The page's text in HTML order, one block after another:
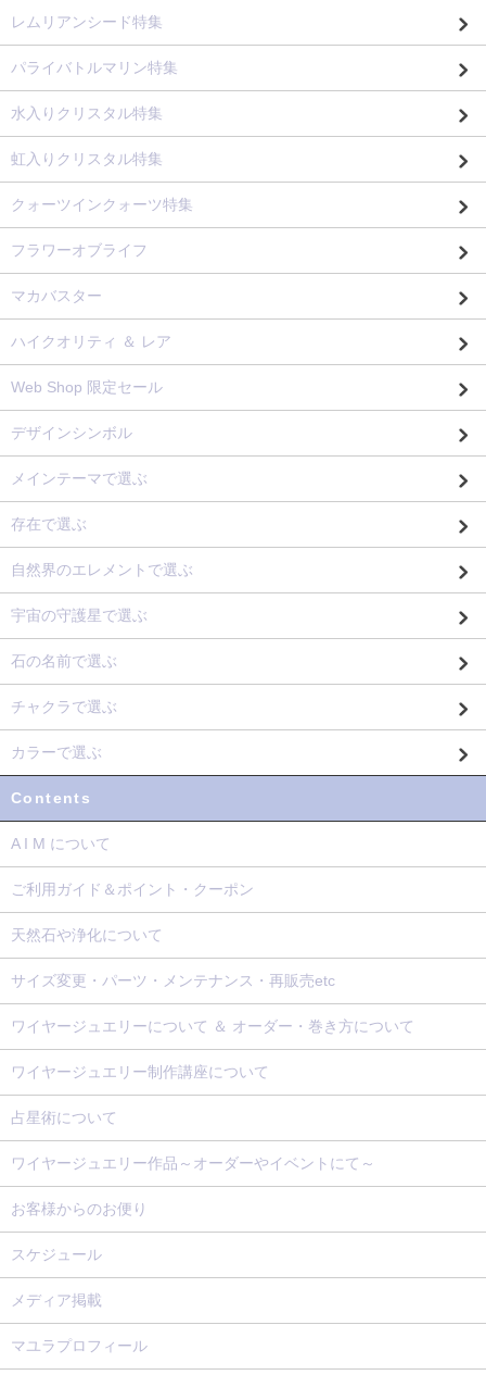
レムリアンシード特集
パライバトルマリン特集
水入りクリスタル特集
虹入りクリスタル特集
クォーツインクォーツ特集
フラワーオブライフ
マカバスター
ハイクオリティ ＆ レア
Web Shop 限定セール
デザインシンボル
メインテーマで選ぶ
存在で選ぶ
自然界のエレメントで選ぶ
宇宙の守護星で選ぶ
石の名前で選ぶ
チャクラで選ぶ
カラーで選ぶ
Contents
A I M について
ご利用ガイド＆ポイント・クーポン
天然石や浄化について
サイズ変更・パーツ・メンテナンス・再販売etc
ワイヤージュエリーについて ＆ オーダー・巻き方について
ワイヤージュエリー制作講座について
占星術について
ワイヤージュエリー作品～オーダーやイベントにて～
お客様からのお便り
スケジュール
メディア掲載
マユラプロフィール